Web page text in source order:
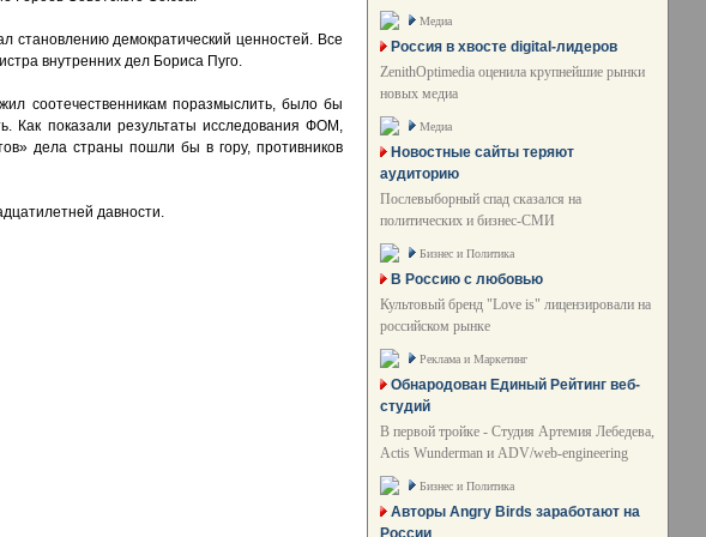
становлению демократический ценностей. Все
внутренних дел Бориса Пуго.
соотечественникам поразмыслить, было бы
Как показали результаты исследования ФОМ,
дела страны пошли бы в гору, противников
давности.
Медиа
Россия в хвосте digital-лидеров
ZenithOptimedia оценила крупнейшие рынки
новых медиа
Медиа
Новостные сайты теряют
аудиторию
Послевыборный спад сказался на
политических и бизнес-СМИ
Бизнес и Политика
В Россию с любовью
Культовый бренд "Love is" лицензировали на
российском рынке
Реклама и Маркетинг
Обнародован Единый Рейтинг веб-
студий
В первой тройке - Студия Артемия Лебедева,
Actis Wunderman и ADV/web-engineering
Бизнес и Политика
Авторы Angry Birds заработают на
России